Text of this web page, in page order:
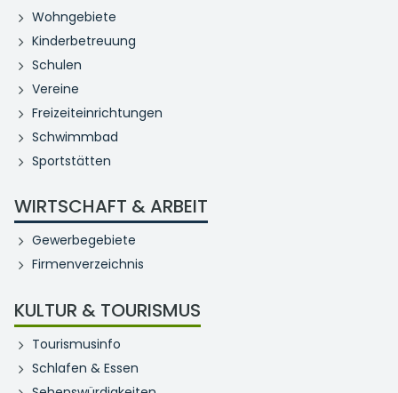
Wohngebiete
Kinderbetreuung
Schulen
Vereine
Freizeiteinrichtungen
Schwimmbad
Sportstätten
WIRTSCHAFT & ARBEIT
Gewerbegebiete
Firmenverzeichnis
KULTUR & TOURISMUS
Tourismusinfo
Schlafen & Essen